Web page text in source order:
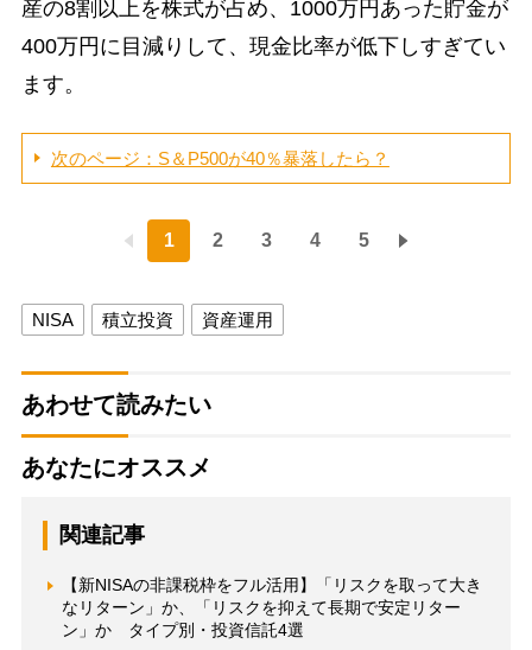
産の8割以上を株式が占め、1000万円あった貯金が
400万円に目減りして、現金比率が低下しすぎてい
ます。
次のページ：S＆P500が40％暴落したら？
1 2 3 4 5
NISA 積立投資 資産運用
あわせて読みたい
あなたにオススメ
関連記事
【新NISAの非課税枠をフル活用】「リスクを取って大き
なリターン」か、「リスクを抑えて長期で安定リター
ン」か タイプ別・投資信託4選